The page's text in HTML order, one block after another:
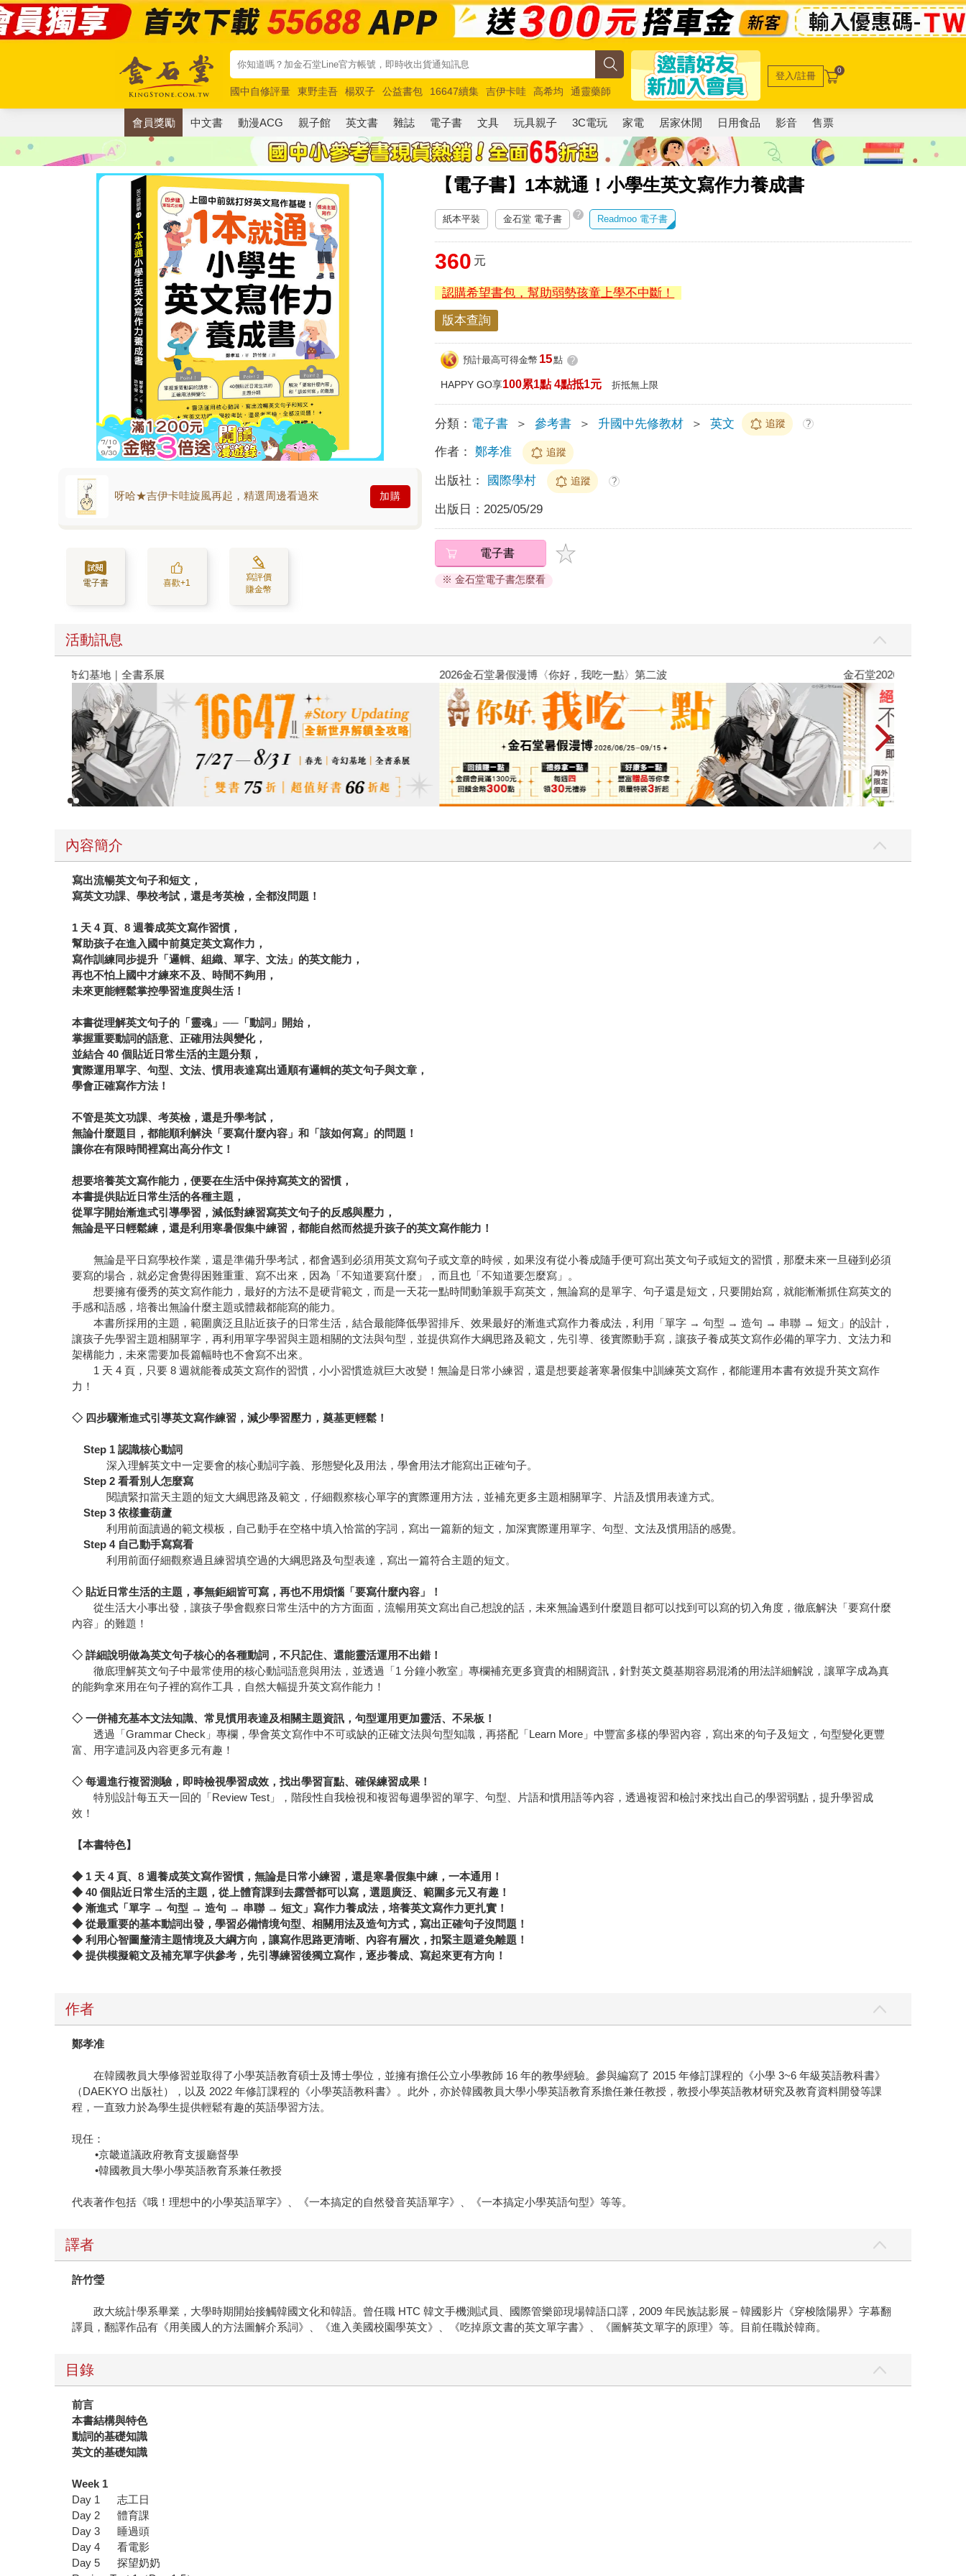
國中自修評量 東野圭吾 楊双子 公益書包 16647續集 吉伊卡哇 高希均
通靈藥師
唯紅花綻放
奧德賽 路邊攤新作 馬斯克 玩具總動員5 超慢跑
登入/註冊 0
會員獎勵 中文書 動漫ACG 親子館 英文書 雜誌 電子書 文具 玩具親子 3C電玩 家電 居家休閒 日用食品 影音 售票
【電子書】1本就通！小學生英文寫作力養成書
呀哈★吉伊卡哇旋風再起，精選周邊看過來 加購
電子書 喜歡+1
寫評價
賺金幣
紙本平裝 金石堂 電子書 ? Readmoo 電子書
360 元
認購希望書包，幫助弱勢孩童上學不中斷！
版本查詢
預計最高可得金幣 15點 ?
HAPPY GO享100累1點 4點抵1元 折抵無上限
分類： 電子書 ＞ 參考書 ＞ 升國中先修教材 ＞ 英文 追蹤 ?
作者： 鄭孝准 追蹤
出版社： 國際學村 追蹤 ?
出版日： 2025/05/29
電子書
※ 金石堂電子書怎麼看
活動訊息
春光ｘ奇幻基地｜全書系展 2026金石堂暑假漫博〈你好，我吃一點〉第二波 金石堂2026海
內容簡介
寫出流暢英文句子和短文，
寫英文功課、學校考試，還是考英檢，全都沒問題！
1 天 4頁、8週養成英文寫作習慣，
幫助孩子在進入國中前奠定英文寫作力，
寫作訓練同步提升「邏輯、組織、單字、文法」的英文能力 ，
再也不怕上國中才練來不及、時間不夠用 ，
未來更能輕鬆掌控學習進度與生活！
本書從理解英文句子的 「靈魂」── 「動詞」開始，
掌握重要動詞的語意、正確用法與變化，
並結合 40個貼近日常生活的主題分類，
實際運用單字、句型、文法、慣用表達寫出通順有邏輯的英文句子與文章，
學會正確寫作方法！
不管是英文功課、考英檢，還是升學考試，
無論什麼題目，都能順利解決「要寫什麼內容」和「該如何寫」的問題！
讓你在有限時間裡寫出高分作文！
想要培養英文寫作能力，便要在生活中保持寫英文的習慣，
本書提供貼近日常生活的各種主題，
從單字開始漸進式引導學習，減低對練習寫英文句子的反感與壓力，
無論是平日輕鬆練，還是利用寒暑假集中練習，都能自然而然提升孩子的英文寫作能力！
無論是平日寫學校作業，還是準備升學考試，都會遇到必須用英文寫句子或文章的時候，如果沒有從小養成隨手便可寫出英文句子或短文的習慣，那麼未來一旦碰到必須
要寫的場合，就必定會覺得困難重重、寫不出來，因為「不知道要寫什麼」，而且也「不知道要怎麼寫」。
想要擁有優秀的英文寫作能力，最好的方法不是硬背範文，而是一天花一點時間動筆親手寫英文，無論寫的是單字、句子還是短文，只要開始寫，就能漸漸抓住寫英文的
手感和語感，培養出無論什麼主題或體裁都能寫的能力。
本書所採用的主題，範圍廣泛且貼近孩子的日常生活，結合最能降低學習排斥、效果最好的漸進式寫作力養成法，利用「單字 → 句型 → 造句 → 串聯 → 短文」的設計，
讓孩子先學習主題相關單字，再利用單字學習與主題相關的文法與句型，並提供寫作大綱思路及範文，先引導、後實際動手寫，讓孩子養成英文寫作必備的單字力、文法力和
架構能力，未來需要加長篇幅時也不會寫不出來。
1 天 4 頁，只要 8 週就能養成英文寫作的習慣，小小習慣造就巨大改變！無論是日常小練習，還是想要趁著寒暑假集中訓練英文寫作，都能運用本書有效提升英文寫作
力！
◇ 四步驟漸進式引導英文寫作練習，減少學習壓力，奠基更輕鬆！
Step 1認識核心動詞
深入理解英文中一定要會的核心動詞字義、形態變化及用法，學會用法才能寫出正確句子。
Step 2看看別人怎麼寫
閱讀緊扣當天主題的短文大綱思路及範文，仔細觀察核心單字的實際運用方法，並補充更多主題相關單字、片語及慣用表達方式。
Step 3依樣畫葫蘆
利用前面讀過的範文模板，自己動手在空格中填入恰當的字詞，寫出一篇新的短文，加深實際運用單字、句型、文法及慣用語的感覺。
Step 4 自己動手寫寫看
利用前面仔細觀察過且練習填空過的大綱思路及句型表達，寫出一篇符合主題的短文。
◇ 貼近日常生活的主題，事無鉅細皆可寫，再也不用煩惱「要寫什麼內容」！
從生活大小事出發，讓孩子學會觀察日常生活中的方方面面，流暢用英文寫出自己想說的話，未來無論遇到什麼題目都可以找到可以寫的切入角度，徹底解決「要寫什麼
內容」的難題！
◇ 詳細說明做為英文句子核心的各種動詞 ，不只記住、還能靈活運用不出錯！
徹底理解英文句子中最常使用的核心動詞語意與用法，並透過「1 分鐘小教室」專欄補充更多寶貴的相關資訊，針對英文奠基期容易混淆的用法詳細解說，讓單字成為真
的能夠拿來用在句子裡的寫作工具，自然大幅提升英文寫作能力！
◇ 一併補充基本文法知識、常見慣用表達及相關主題資訊，句型運用更加靈活、不呆板！
透過「Grammar Check」專欄，學會英文寫作中不可或缺的正確文法與句型知識，再搭配「Learn More」中豐富多樣的學習內容，寫出來的句子及短文，句型變化更豐
富、用字遣詞及內容更多元有趣！
◇ 每週進行複習測驗，即時檢視學習成效，找出學習盲點、確保練習成果 ！
特別設計每五天一回的「Review Test」，階段性自我檢視和複習每週學習的單字、句型、片語和慣用語等內容，透過複習和檢討來找出自己的學習弱點，提升學習成
效！
【本書特色】
◆ 1 天 4 頁、8 週養成英文寫作習慣，無論是日常小練習，還是寒暑假集中練，一本通用！
◆ 40 個貼近日常生活的主題，從上體育課到去露營都可以寫，選題廣泛、範圍多元又有趣！
◆ 漸進式「單字 → 句型 → 造句 → 串聯 → 短文」寫作力養成法，培養英文寫作力更扎實！
◆ 從最重要的基本動詞出發，學習必備情境句型、相關用法及造句方式，寫出正確句子沒問題！
◆ 利用心智圖釐清主題情境及大綱方向，讓寫作思路更清晰、內容有層次，扣緊主題避免離題！
◆ 提供模擬範文及補充單字供參考，先引導練習後獨立寫作，逐步養成、寫起來更有方向！
作者
鄭孝准
在韓國教員大學修習並取得了小學英語教育碩士及博士學位，並擁有擔任公立小學教師 16 年的教學經驗。參與編寫了 2015 年修訂課程的《小學 3~6 年級英語教科書》
（DAEKYO 出版社），以及 2022 年修訂課程的《小學英語教科書》。此外，亦於韓國教員大學小學英語教育系擔任兼任教授，教授小學英語教材研究及教育資料開發等課
程，一直致力於為學生提供輕鬆有趣的英語學習方法。
現任：
•京畿道議政府教育支援廳督學
•韓國教員大學小學英語教育系兼任教授
代表著作包括《哦！理想中的小學英語單字》、《一本搞定的自然發音英語單字》、《一本搞定小學英語句型》等等。
譯者
許竹瑩
政大統計學系畢業，大學時期開始接觸韓國文化和韓語。曾任職 HTC 韓文手機測試員、國際管樂節現場韓語口譯，2009 年民族誌影展－韓國影片《穿梭陰陽界》字幕翻
譯員，翻譯作品有《用美國人的方法圖解介系詞》、《進入美國校園學英文》、《吃掉原文書的英文單字書》、《圖解英文單字的原理》等。目前任職於韓商。
目錄
前言
本書結構與特色
動詞的基礎知識
英文的基礎知識
Week 1
Day 1 志工日
Day 2 體育課
Day 3 睡過頭
Day 4 看電影
Day 5 探望奶奶